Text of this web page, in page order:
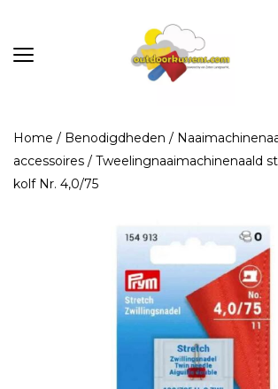
Home / Benodigdheden /
accessoires / Tweelingnaaimachinenaald
kolf Nr. 4,0/75